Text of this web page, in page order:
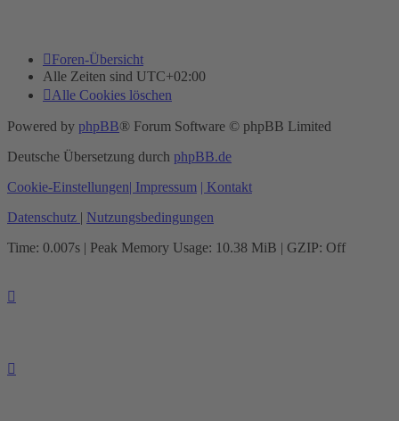
Foren-Übersicht
Alle Zeiten sind UTC+02:00
Alle Cookies löschen
Powered by phpBB® Forum Software © phpBB Limited
Deutsche Übersetzung durch phpBB.de
Cookie-Einstellungen| Impressum | Kontakt
Datenschutz | Nutzungsbedingungen
Time: 0.007s | Peak Memory Usage: 10.38 MiB | GZIP: Off